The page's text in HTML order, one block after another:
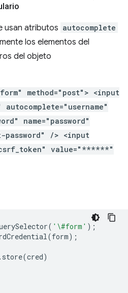
usan atributos autocomplete
los elementos del
del objeto
method="post"> <input
name="password"
password" /> <input
value="******"
( '\#form' );
(form);
. store(cred)